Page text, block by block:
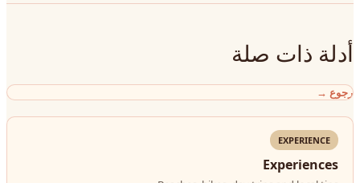
أدلة ذات صلة
رجوع →
EXPERIENCE
Experiences